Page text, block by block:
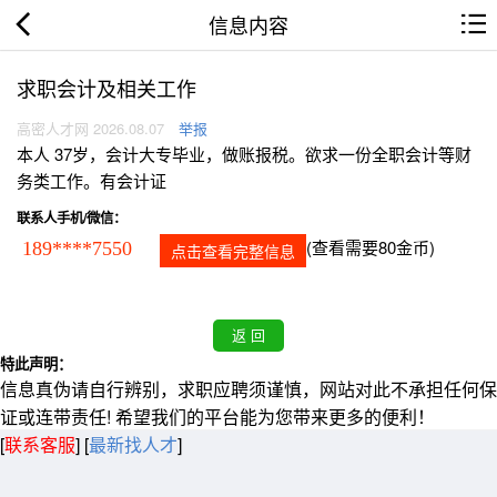
信息内容
求职会计及相关工作
高密人才网 2026.08.07 举报
本人 37岁，会计大专毕业，做账报税。欲求一份全职会计等财
务类工作。有会计证
联系人手机/微信：
189****7550 点击查看完整信息 (查看需要80金币)
特此声明：
信息真伪请自行辨别，求职应聘须谨慎，网站对此不承担任何保
证或连带责任! 希望我们的平台能为您带来更多的便利！
[联系客服] [最新找人才]